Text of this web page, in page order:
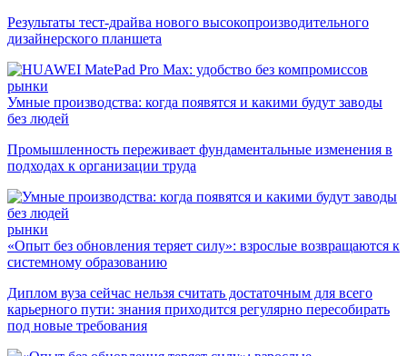
Результаты тест-драйва нового высокопроизводительного
дизайнерского планшета
рынки
Умные производства: когда появятся и какими будут заводы
без людей
Промышленность переживает фундаментальные изменения в
подходах к организации труда
рынки
«Опыт без обновления теряет силу»: взрослые возвращаются к
системному образованию
Диплом вуза сейчас нельзя считать достаточным для всего
карьерного пути: знания приходится регулярно пересобирать
под новые требования